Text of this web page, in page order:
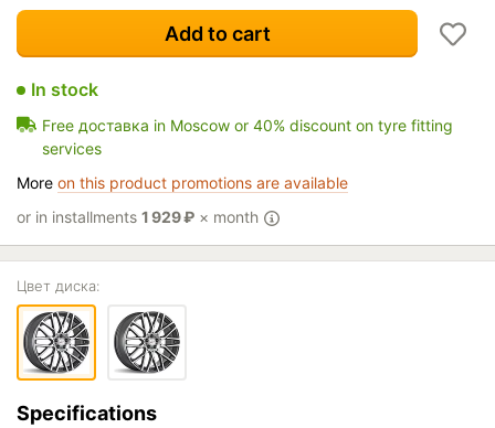
Add to cart
In stock
Free доставка in Moscow or 40% discount on tyre fitting
services
More on this product promotions are available
or in installments 1 929₽ × month
Цвет диска:
Specifications